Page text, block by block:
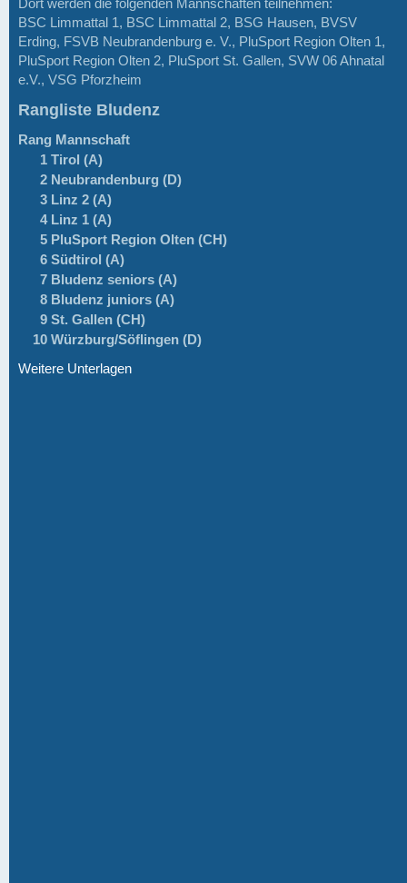
BSC Limmattal 1, BSC Limmattal 2, BSG Hausen, BVSV
Erding, FSVB Neubrandenburg e. V., PluSport Region Olten 1,
PluSport Region Olten 2, PluSport St. Gallen, SVW 06 Ahnatal
e.V., VSG Pforzheim
Rangliste Bludenz
Rang Mannschaft
1 Tirol (A)
2 Neubrandenburg (D)
3 Linz 2 (A)
4 Linz 1 (A)
5 PluSport Region Olten (CH)
6 Südtirol (A)
7 Bludenz seniors (A)
8 Bludenz juniors (A)
9 St. Gallen (CH)
10 Würzburg/Söflingen (D)
Weitere Unterlagen